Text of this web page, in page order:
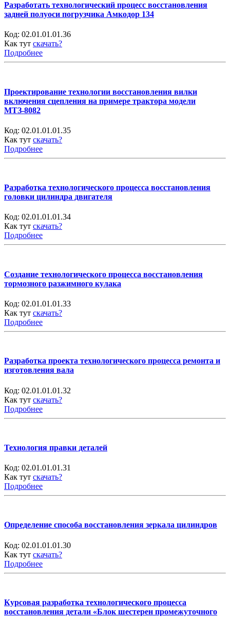
Разработать технологический процесс восстановления
задней полуоси погрузчика Амкодор 134
Код: 02.01.01.01.36
Как тут скачать?
Подробнее
Проектирование технологии восстановления вилки
включения сцепления на примере трактора модели
МТЗ-8082
Код: 02.01.01.01.35
Как тут скачать?
Подробнее
Разработка технологического процесса восстановления
головки цилиндра двигателя
Код: 02.01.01.01.34
Как тут скачать?
Подробнее
Создание технологического процесса восстановления
тормозного разжимного кулака
Код: 02.01.01.01.33
Как тут скачать?
Подробнее
Разработка проекта технологического процесса ремонта и
изготовления вала
Код: 02.01.01.01.32
Как тут скачать?
Подробнее
Технология правки деталей
Код: 02.01.01.01.31
Как тут скачать?
Подробнее
Определение способа восстановления зеркала цилиндров
Код: 02.01.01.01.30
Как тут скачать?
Подробнее
Курсовая разработка технологического процесса
восстановления детали «Блок шестерен промежуточного